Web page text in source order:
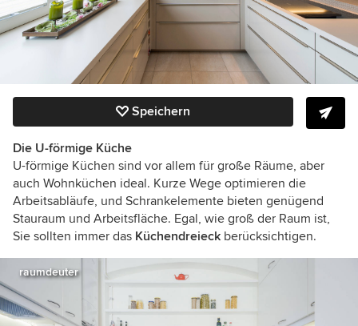
Speichern
Die U-förmige Küche
U-förmige Küchen sind vor allem für große Räume, aber
auch Wohnküchen ideal. Kurze Wege optimieren die
Arbeitsabläufe, und Schrankelemente bieten genügend
Stauraum und Arbeitsfläche. Egal, wie groß der Raum ist,
Sie sollten immer das Küchendreieck berücksichtigen.
raumdeuter